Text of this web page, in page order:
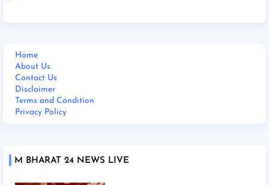
Home
About Us
Contact Us
Disclaimer
Terms and Condition
Privacy Policy
M BHARAT 24 NEWS LIVE